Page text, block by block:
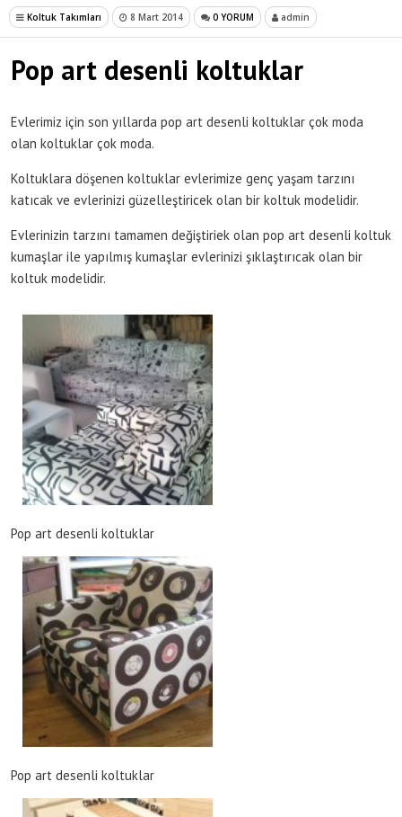
Koltuk Takımları 8 Mart 2014 0 YORUM admin
Pop art desenli koltuklar
Evlerimiz için son yıllarda pop art desenli koltuklar çok moda
olan koltuklar çok moda.
Koltuklara döşenen koltuklar evlerimize genç yaşam tarzını
katıcak ve evlerinizi güzelleştiricek olan bir koltuk modelidir.
Evlerinizin tarzını tamamen değiştiriek olan pop art desenli koltuk
kumaşlar ile yapılmış kumaşlar evlerinizi şıklaştırıcak olan bir
koltuk modelidir.
Pop art desenli koltuklar
Pop art desenli koltuklar